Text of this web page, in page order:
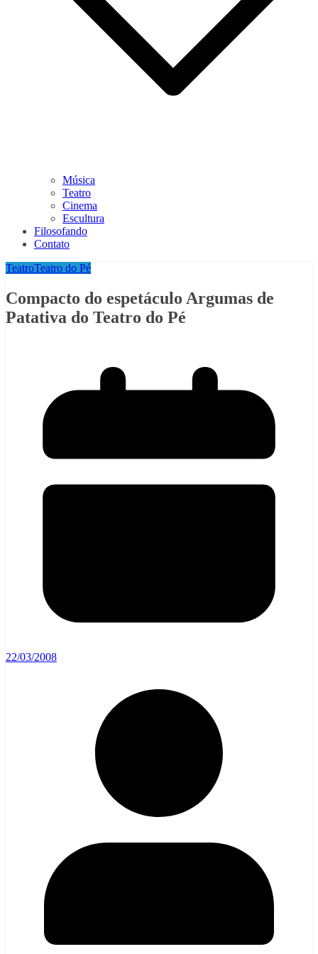
Música
Teatro
Cinema
Escultura
Filosofando
Contato
TeatroTeatro do Pé
Compacto do espetáculo Argumas de
Patativa do Teatro do Pé
22/03/2008